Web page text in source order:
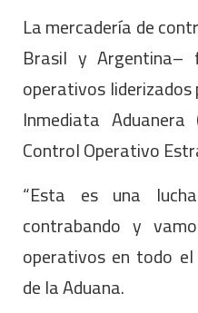
La mercadería de
Brasil y Argentina–
operativos liderizados
Inmediata
Control Operativo
“Esta es una
contrabando y
operativos en todo
de la Aduana.